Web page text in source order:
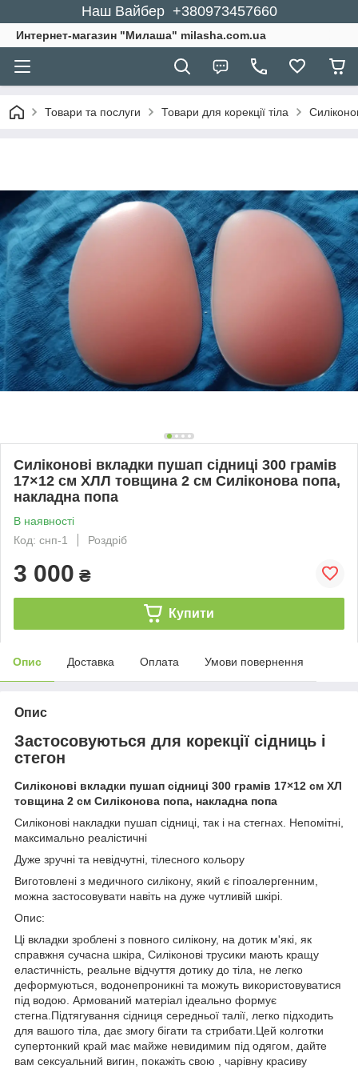
Наш Вайбер +380973457660
Интернет-магазин "Милаша" milasha.com.ua
Товари та послуги Товари для корекції тіла
Силіконові вкладки пушап сідниці 300 грамів
17×12 см ХЛЛ товщина 2 см Силіконова попа,
накладна попа
В наявності
Код: снп-1
Роздріб
3 000 ₴
Купити
Опис Доставка Оплата Умови повернення
Опис
Застосовуються для корекції сідниць і
стегон
Силіконові вкладки пушап сідниці 300 грамів 17×12 см ХЛ
товщина 2 см Силіконова попа, накладна попа
Силіконові накладки пушап сідниці, так і на стегнах. Непомітні,
максимально реалістичні
Дуже зручні та невідчутні, тілесного кольору
Виготовлені з медичного силікону, який є гіпоалергенним,
можна застосовувати навіть на дуже чутливій шкірі.
Опис:
Ці вкладки зроблені з повного силікону, на дотик м'які, як
справжня сучасна шкіра, Силіконові трусики мають кращу
еластичність, реальне відчуття дотику до тіла, не легко
деформуються, водонепроникні та можуть використовуватися
під водою. Армований матеріал ідеально формує
стегна.Підтягування сідниця середньої талії, легко підходить
для вашого тіла, дає змогу бігати та стрибати.Цей колготки
супертонкий край має майже невидимим під одягом, дайте
вам сексуальний вигин, покажіть свою , чарівну красиву